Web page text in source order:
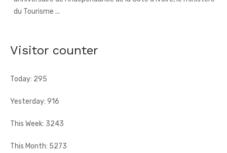
Fête de l'indépendance - L'Inde à l'honneur, avec un
Visitor counter
Today: 295
Yesterday: 916
This Week: 3243
This Month: 5273